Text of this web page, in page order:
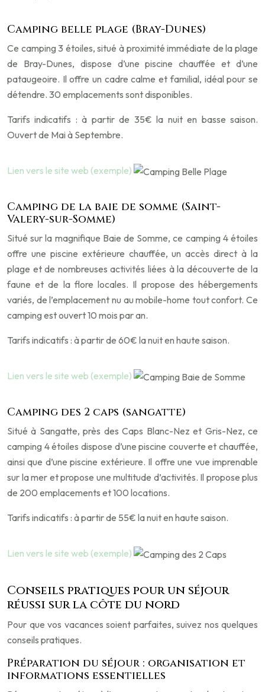
Camping belle plage (Bray-Dunes)
Ce camping 3 étoiles, situé à proximité immédiate de la plage
de Bray-Dunes, dispose d’une piscine chauffée et d’une
pataugeoire. Il offre un cadre calme et familial, idéal pour se
détendre. 30 emplacements sont disponibles.
Tarifs indicatifs : à partir de 35€ la nuit en basse saison.
Ouvert de Mai à Septembre.
Lien vers le site web (exemple)
Camping de la baie de somme (Saint-
Valery-sur-Somme)
Situé sur la magnifique Baie de Somme, ce camping 4 étoiles
offre une piscine extérieure chauffée, un accès direct à la
plage et de nombreuses activités liées à la découverte de la
faune et de la flore locales. Il propose des hébergements
variés, de l’emplacement nu au mobile-home tout confort. Ce
camping est ouvert 10 mois par an.
Tarifs indicatifs : à partir de 60€ la nuit en haute saison.
Lien vers le site web (exemple)
Camping des 2 caps (sangatte)
Situé à Sangatte, près des Caps Blanc-Nez et Gris-Nez, ce
camping 4 étoiles dispose d’une piscine couverte et chauffée,
ainsi que d’une piscine extérieure. Il offre une vue imprenable
sur la mer et propose une multitude d’activités. Il propose plus
de 200 emplacements et 100 locations.
Tarifs indicatifs : à partir de 55€ la nuit en haute saison.
Lien vers le site web (exemple)
Conseils pratiques pour un séjour
réussi sur la côte du nord
Pour que vos vacances soient parfaites, suivez nos quelques
conseils pratiques.
Préparation du séjour : organisation et
informations essentielles